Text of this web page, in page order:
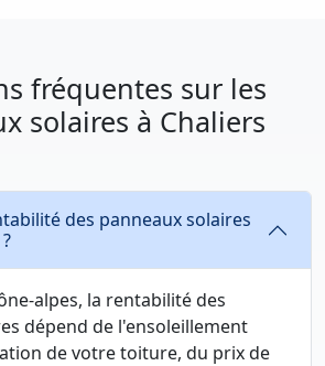
fréquentes sur les
solaires à Chaliers
des panneaux solaires
alpes, la rentabilité des
dépend de l'ensoleillement
de votre toiture, du prix de